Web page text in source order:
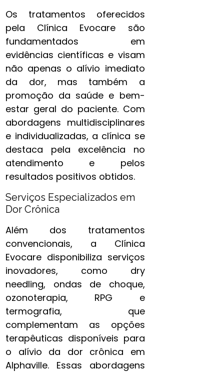
Os tratamentos oferecidos
pela Clínica Evocare são
fundamentados em
evidências científicas e visam
não apenas o alívio imediato
da dor, mas também a
promoção da saúde e bem-
estar geral do paciente. Com
abordagens multidisciplinares
e individualizadas, a clínica se
destaca pela excelência no
atendimento e pelos
resultados positivos obtidos.
Serviços Especializados em
Dor Crônica
Além dos tratamentos
convencionais, a Clínica
Evocare disponibiliza serviços
inovadores, como dry
needling, ondas de choque,
ozonoterapia, RPG e
termografia, que
complementam as opções
terapêuticas disponíveis para
o alívio da dor crônica em
Alphaville. Essas abordagens